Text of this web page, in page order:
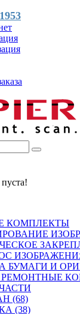
КОМПЛЕКТЫ
БУМАГИ И
РЕМОНТНЫЕ
(68)
(38)